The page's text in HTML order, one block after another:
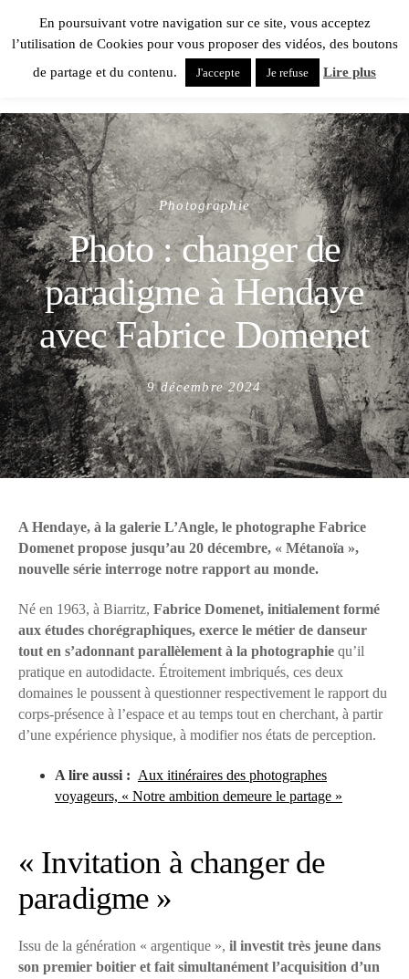
Photographie
Photo : changer de
paradigme à Hendaye
avec Fabrice Domenet
Posted
on
9 décembre 2024
A Hendaye, à la galerie L’Angle, le photographe Fabrice
Domenet propose jusqu’au 20 décembre, « Métanoïa »,
nouvelle série interroge notre rapport au monde.
Né en 1963, à Biarritz, Fabrice Domenet, initialement formé
aux études chorégraphiques, exerce le métier de danseur
tout en s’adonnant parallèlement à la photographie qu’il
pratique en autodidacte. Étroitement imbriqués, ces deux
domaines le poussent à questionner respectivement le rapport du
corps-présence à l’espace et au temps tout en cherchant, à partir
d’une expérience physique, à modifier nos états de perception.
A lire aussi : Aux itinéraires des photographes
voyageurs, « Notre ambition demeure le partage »
« Invitation à changer de
paradigme »
Issu de la génération « argentique », il investit très jeune dans
son premier boitier et fait simultanément l’acquisition d’un
En poursuivant votre navigation sur ce site, vous acceptez
l’utilisation de Cookies pour vous proposer des vidéos, des boutons
de partage et du contenu.
J'accepte Je refuse Lire plus